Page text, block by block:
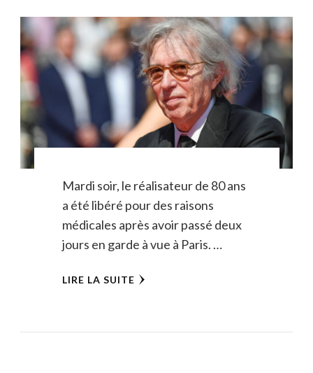
Mardi soir, le réalisateur de 80 ans
a été libéré pour des raisons
médicales après avoir passé deux
jours en garde à vue à Paris. …
LIRE LA SUITE